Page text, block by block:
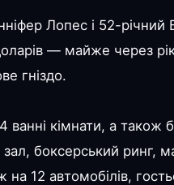
Лопес і 52-річний
— майже через
гніздо.
ванні кімнати, а
боксерський ринг,
12 автомобілів,